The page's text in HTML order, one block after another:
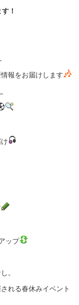
！
報をお届けします
ップ
。
れる春休みイベント